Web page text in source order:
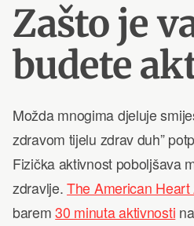
Zašto je
budete
Možda mnogima djeluje
zdravom tijelu zdrav duh”
Fizička aktivnost poboljšava
zdravlje.The American Heart
barem30 minuta aktivnosti